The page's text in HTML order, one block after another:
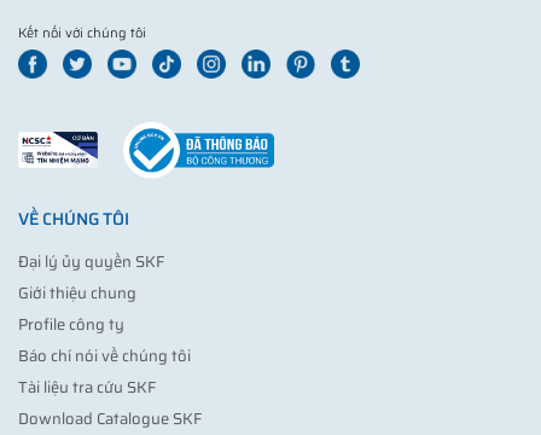
Kết nối với chúng tôi
VỀ CHÚNG TÔI
Đại lý ủy quyền SKF
Giới thiệu chung
Profile công ty
Báo chí nói về chúng tôi
Tài liệu tra cứu SKF
Download Catalogue SKF